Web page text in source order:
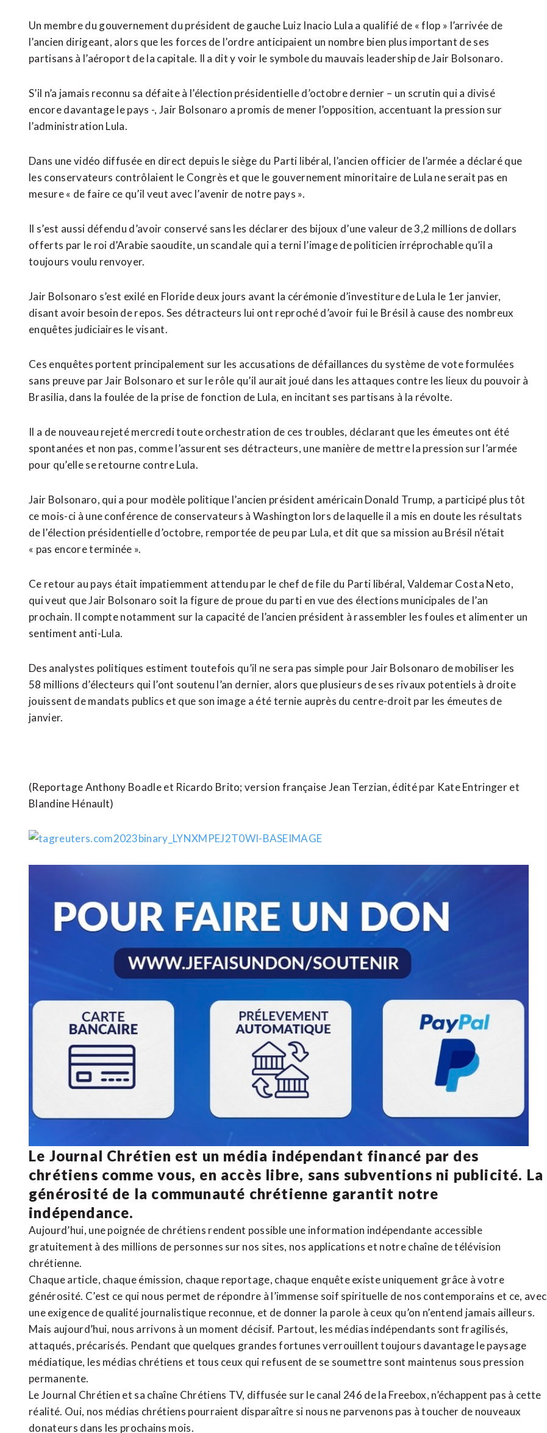
Un membre du gouvernement du président de gauche Luiz Inacio Lula a qualifié de « flop » l’arrivée de
l’ancien dirigeant, alors que les forces de l’ordre anticipaient un nombre bien plus important de ses
partisans à l’aéroport de la capitale. Il a dit y voir le symbole du mauvais leadership de Jair Bolsonaro.
S’il n’a jamais reconnu sa défaite à l’élection présidentielle d’octobre dernier – un scrutin qui a divisé
encore davantage le pays -, Jair Bolsonaro a promis de mener l’opposition, accentuant la pression sur
l’administration Lula.
Dans une vidéo diffusée en direct depuis le siège du Parti libéral, l’ancien officier de l’armée a déclaré que
les conservateurs contrôlaient le Congrès et que le gouvernement minoritaire de Lula ne serait pas en
mesure « de faire ce qu’il veut avec l’avenir de notre pays ».
Il s’est aussi défendu d’avoir conservé sans les déclarer des bijoux d’une valeur de 3,2 millions de dollars
offerts par le roi d’Arabie saoudite, un scandale qui a terni l’image de politicien irréprochable qu’il a
toujours voulu renvoyer.
Jair Bolsonaro s’est exilé en Floride deux jours avant la cérémonie d’investiture de Lula le 1er janvier,
disant avoir besoin de repos. Ses détracteurs lui ont reproché d’avoir fui le Brésil à cause des nombreux
enquêtes judiciaires le visant.
Ces enquêtes portent principalement sur les accusations de défaillances du système de vote formulées
sans preuve par Jair Bolsonaro et sur le rôle qu’il aurait joué dans les attaques contre les lieux du pouvoir à
Brasilia, dans la foulée de la prise de fonction de Lula, en incitant ses partisans à la révolte.
Il a de nouveau rejeté mercredi toute orchestration de ces troubles, déclarant que les émeutes ont été
spontanées et non pas, comme l’assurent ses détracteurs, une manière de mettre la pression sur l’armée
pour qu’elle se retourne contre Lula.
Jair Bolsonaro, qui a pour modèle politique l’ancien président américain Donald Trump, a participé plus tôt
ce mois-ci à une conférence de conservateurs à Washington lors de laquelle il a mis en doute les résultats
de l’élection présidentielle d’octobre, remportée de peu par Lula, et dit que sa mission au Brésil n’était
« pas encore terminée ».
Ce retour au pays était impatiemment attendu par le chef de file du Parti libéral, Valdemar Costa Neto,
qui veut que Jair Bolsonaro soit la figure de proue du parti en vue des élections municipales de l’an
prochain. Il compte notamment sur la capacité de l’ancien président à rassembler les foules et alimenter un
sentiment anti-Lula.
Des analystes politiques estiment toutefois qu’il ne sera pas simple pour Jair Bolsonaro de mobiliser les
58 millions d’électeurs qui l’ont soutenu l’an dernier, alors que plusieurs de ses rivaux potentiels à droite
jouissent de mandats publics et que son image a été ternie auprès du centre-droit par les émeutes de
janvier.
(Reportage Anthony Boadle et Ricardo Brito; version française Jean Terzian, édité par Kate Entringer et
Blandine Hénault)
Le Journal Chrétien est un média indépendant financé par des
chrétiens comme vous, en accès libre, sans subventions ni publicité. La
générosité de la communauté chrétienne garantit notre
indépendance.
Aujourd’hui, une poignée de chrétiens rendent possible une information indépendante accessible
gratuitement à des millions de personnes sur nos sites, nos applications et notrechaîne de télévision
chrétienne.
Chaque article, chaque émission, chaque reportage, chaque enquête existe uniquement grâce à votre
générosité. C’est ce qui nous permet de répondre à l’immense soif spirituelle de nos contemporains et ce, avec
une exigence de qualité journalistique reconnue, et de donner la parole à ceux qu’on n’entend jamais ailleurs.
Mais aujourd’hui, nous arrivons à un moment décisif. Partout, les médias indépendants sont fragilisés,
attaqués, précarisés. Pendant que quelques grandes fortunes verrouillent toujours davantage le paysage
médiatique, les médias chrétiens et tous ceux qui refusent de se soumettre sont maintenus sous pression
permanente.
Le Journal Chrétien et sa chaîne Chrétiens TV, diffusée sur le canal 246 de la Freebox, n’échappent pas à cette
réalité. Oui, nos médias chrétiens pourraient disparaître si nous ne parvenons pas à toucher de nouveaux
donateurs dans les prochains mois.